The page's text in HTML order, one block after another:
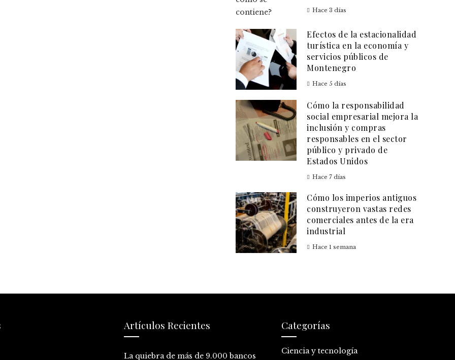
Hace 3 días
Efectos de la estacionalidad
turística en la economía y
servicios públicos de
Montenegro
Hace 5 días
Cómo la responsabilidad
social empresarial mejora la
inclusión y compras
responsables en el sector
público y privado de
Estados Unidos
Hace 7 días
Cómo los imperios antiguos
construyeron vastas redes
comerciales antes de la era
industrial
Hace 1 semana
Artículos Recientes
La quiebra de más de 9.000 bancos
Categorías
Ciencia y tecnología